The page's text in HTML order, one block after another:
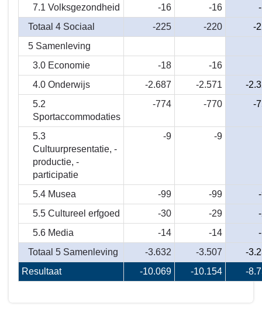
7.1 Volksgezondheid -16 -16
Totaal 4 Sociaal
-225 -220
-
5 Samenleving
3.0 Economie
-18
-16
4.0 Onderwijs
-2.687 -2.571
-
5.2
Sportaccommodaties
-774 -770 -
5.3
Cultuurpresentatie, -
productie, -
participatie
-9 -9
5.4 Musea -99 -99
5.5 Cultureel erfgoed
-30 -29
5.6 Media
-14 -14
Totaal 5 Samenleving
-3.632 -3.507
-
Resultaat
-10.069 -10.154 -